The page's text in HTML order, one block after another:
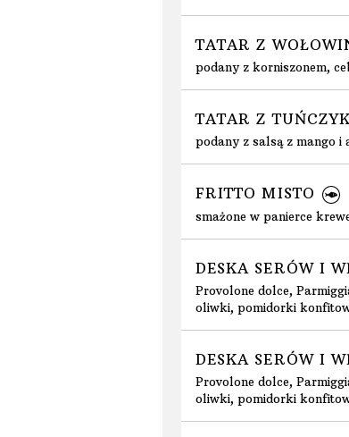
TATAR Z
podany z korniszonem,
TATAR Z
podany z salsą z mango i
FRITTO MISTO
smażone w panierce
DESKA SERÓW I
Provolone dolce,
oliwki, pomidorki
DESKA SERÓW I
Provolone dolce,
oliwki, pomidorki